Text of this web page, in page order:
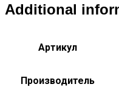
Additional
Артикул
Производитель